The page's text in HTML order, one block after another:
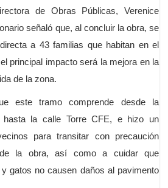
de Obras Públicas, Verenice
señaló que, al concluir la obra, se
a 43 familias que habitan en el
principal impacto será la mejora en la
de la zona.
este tramo comprende desde la
hasta la calle Torre CFE, e hizo un
para transitar con precaución
la obra, así como a cuidar que
gatos no causen daños al pavimento